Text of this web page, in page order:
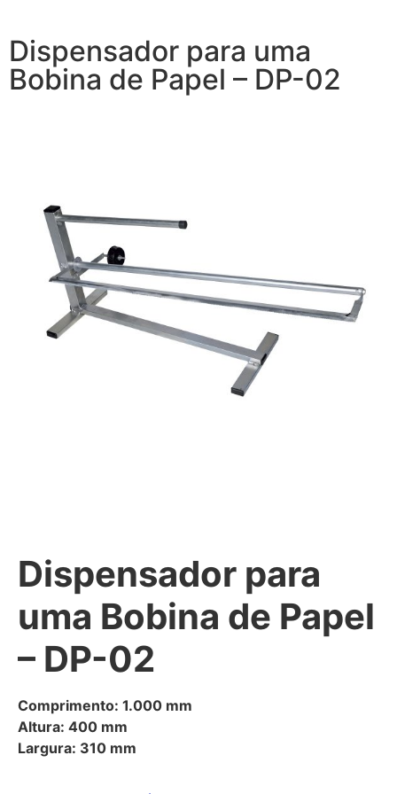
Dispensador para uma
Bobina de Papel – DP-02
Dispensador para
uma Bobina de Papel
– DP-02
Comprimento: 1.000 mm
Altura: 400 mm
Largura: 310 mm